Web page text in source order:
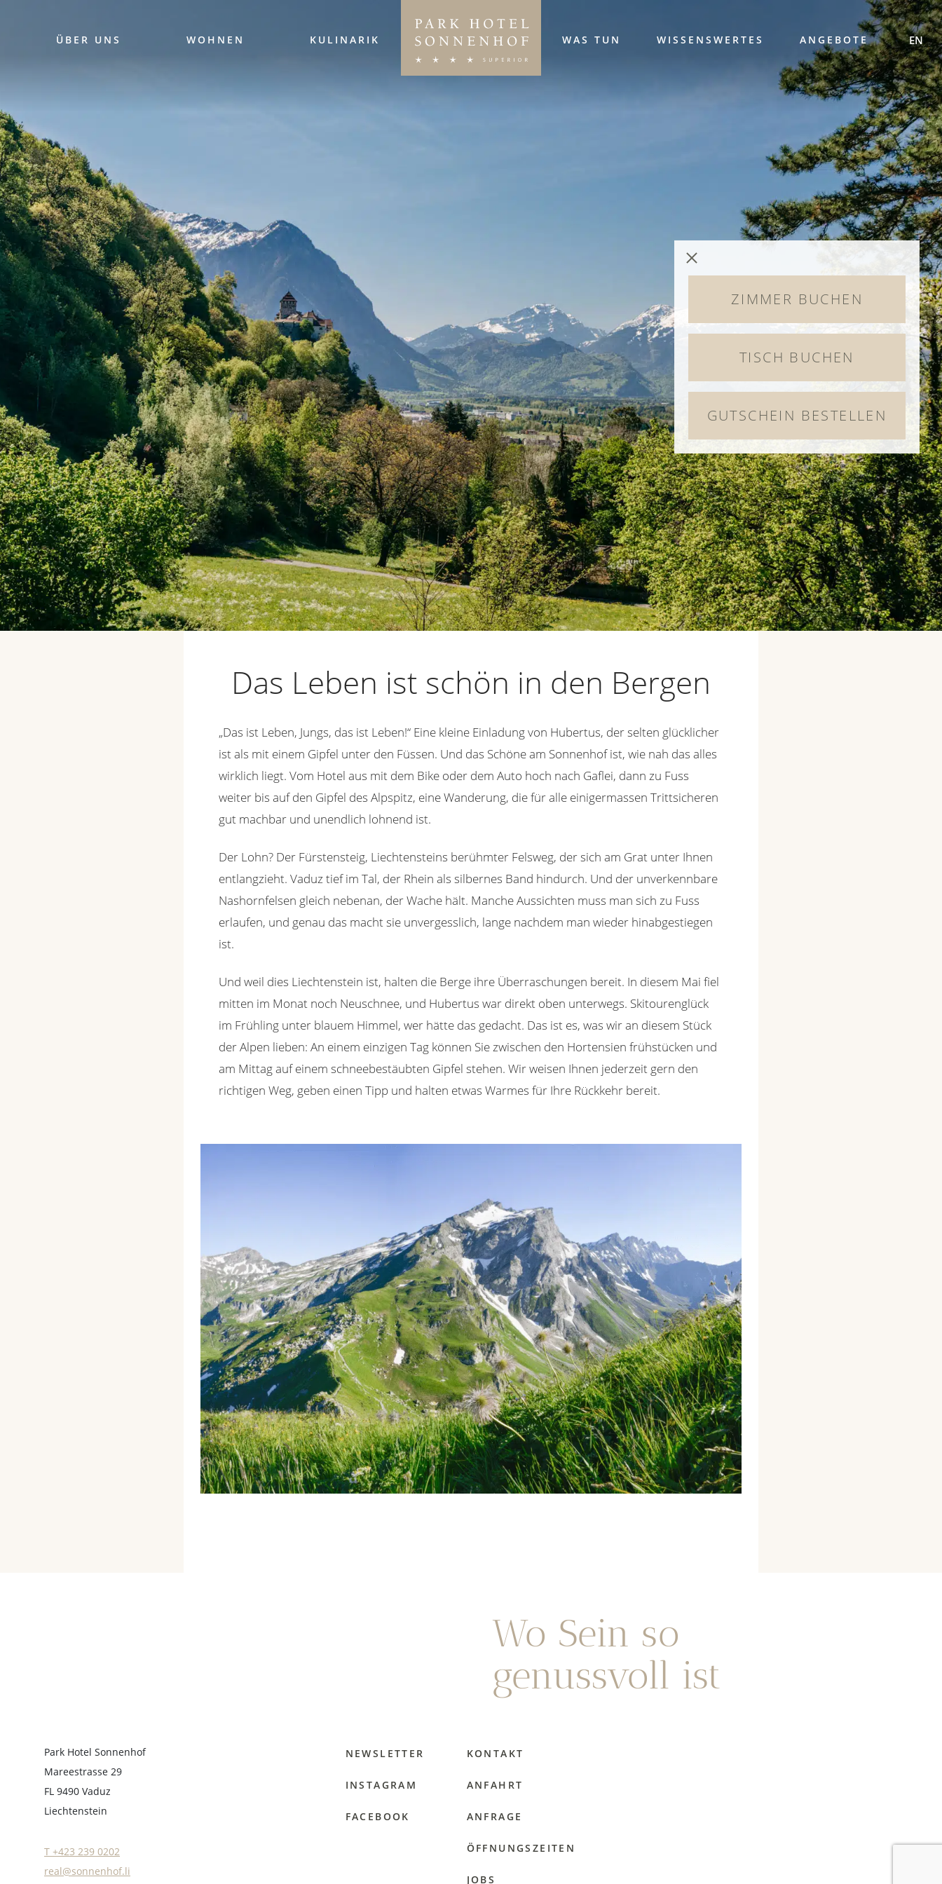
ÜBER UNS WOHNEN KULINARIK WAS TUN WISSENSWERTES ANGEBOTE EN
ZIMMER BUCHEN
TISCH BUCHEN
GUTSCHEIN BESTELLEN
Das Leben ist schön in den Bergen
„Das ist Leben, Jungs, das ist Leben!“ Eine kleine Einladung von Hubertus, der selten glücklicher
ist als mit einem Gipfel unter den Füssen. Und das Schöne am Sonnenhof ist, wie nah das alles
wirklich liegt. Vom Hotel aus mit dem Bike oder dem Auto hoch nach Gaflei, dann zu Fuss
weiter bis auf den Gipfel des Alpspitz, eine Wanderung, die für alle einigermassen Trittsicheren
gut machbar und unendlich lohnend ist.
Der Lohn? Der Fürstensteig, Liechtensteins berühmter Felsweg, der sich am Grat unter Ihnen
entlangzieht. Vaduz tief im Tal, der Rhein als silbernes Band hindurch. Und der unverkennbare
Nashornfelsen gleich nebenan, der Wache hält. Manche Aussichten muss man sich zu Fuss
erlaufen, und genau das macht sie unvergesslich, lange nachdem man wieder hinabgestiegen
ist.
Und weil dies Liechtenstein ist, halten die Berge ihre Überraschungen bereit. In diesem Mai fiel
mitten im Monat noch Neuschnee, und Hubertus war direkt oben unterwegs. Skitourenglück
im Frühling unter blauem Himmel, wer hätte das gedacht. Das ist es, was wir an diesem Stück
der Alpen lieben: An einem einzigen Tag können Sie zwischen den Hortensien frühstücken und
am Mittag auf einem schneebestäubten Gipfel stehen. Wir weisen Ihnen jederzeit gern den
richtigen Weg, geben einen Tipp und halten etwas Warmes für Ihre Rückkehr bereit.
Wo Sein so
genussvoll ist
Park Hotel Sonnenhof
Mareestrasse 29
FL 9490 Vaduz
Liechtenstein
T +423 239 0202
real@sonnenhof.li
NEWSLETTER
INSTAGRAM
FACEBOOK
KONTAKT
ANFAHRT
ANFRAGE
ÖFFNUNGSZEITEN
JOBS